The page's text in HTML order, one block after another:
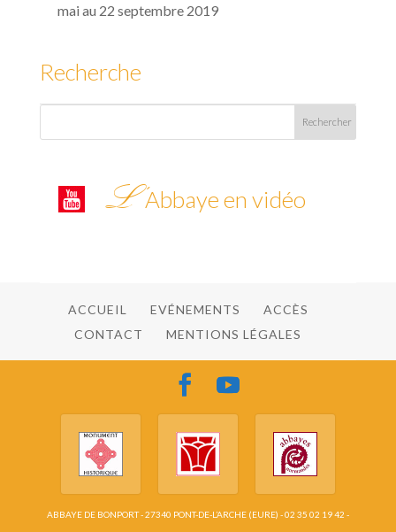
mai au 22 septembre 2019
Recherche
L’Abbaye en vidéo
ACCUEIL EVÉNEMENTS
ACCÈS
CONTACT
MENTIONS LÉGALES
ABBAYE DE BONPORT - 27340 PONT-DE-L’ARCHE (EURE) - 02 35 02 19 42 -